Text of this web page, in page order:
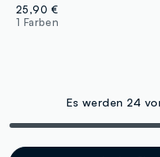
25,90 €
1 Farben
Es werden 24